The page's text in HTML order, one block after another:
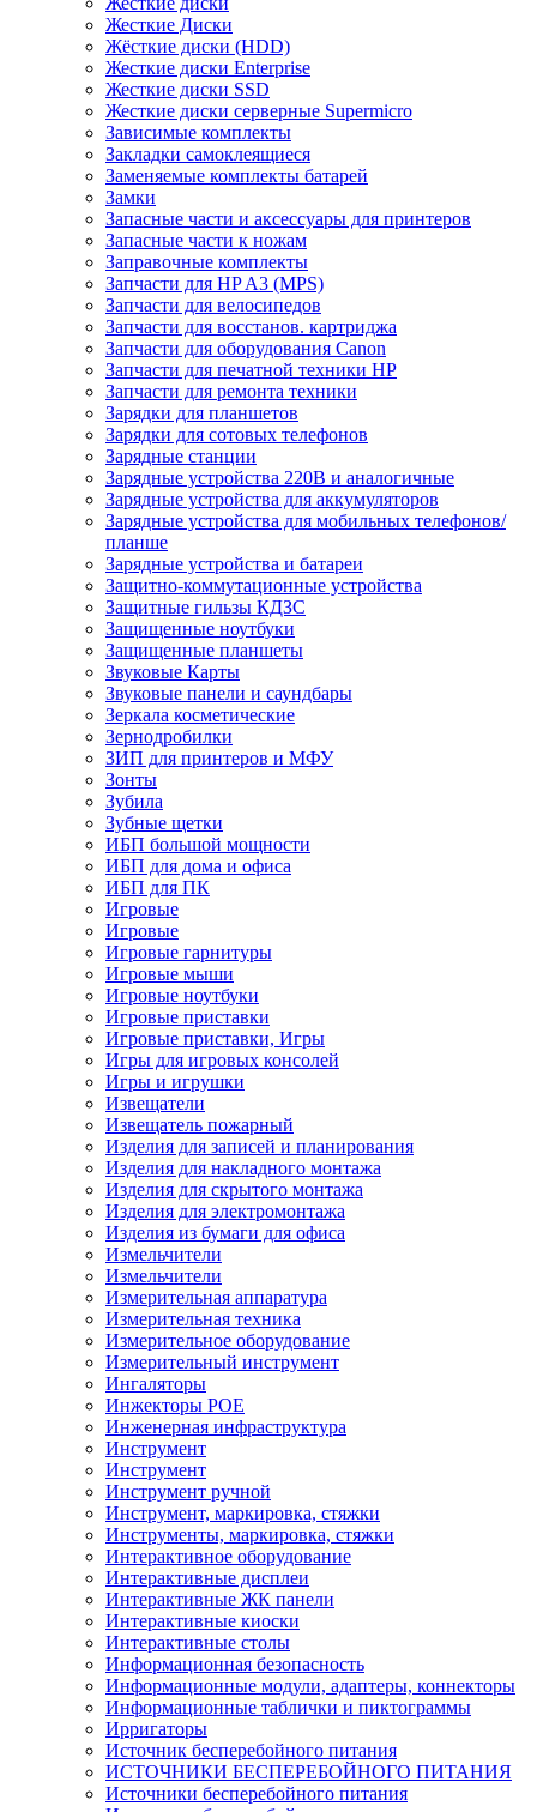
Жесткие Диски
Жёсткие диски (HDD)
Жесткие диски Enterprise
Жесткие диски SSD
Жесткие диски серверные Supermicro
Зависимые комплекты
Закладки самоклеящиеся
Заменяемые комплекты батарей
Замки
Запасные части и аксессуары для принтеров
Запасные части к ножам
Заправочные комплекты
Запчасти для HP A3 (MPS)
Запчасти для велосипедов
Запчасти для восстанов. картриджа
Запчасти для оборудования Canon
Запчасти для печатной техники HP
Запчасти для ремонта техники
Зарядки для планшетов
Зарядки для сотовых телефонов
Зарядные станции
Зарядные устройства 220В и аналогичные
Зарядные устройства для аккумуляторов
Зарядные устройства для мобильных телефонов/
планше
Зарядные устройства и батареи
Защитно-коммутационные устройства
Защитные гильзы КДЗС
Защищенные ноутбуки
Защищенные планшеты
Звуковые Карты
Звуковые панели и саундбары
Зеркала косметические
Зернодробилки
ЗИП для принтеров и МФУ
Зонты
Зубила
Зубные щетки
ИБП большой мощности
ИБП для дома и офиса
ИБП для ПК
Игровые
Игровые
Игровые гарнитуры
Игровые мыши
Игровые ноутбуки
Игровые приставки
Игровые приставки, Игры
Игры для игровых консолей
Игры и игрушки
Извещатели
Извещатель пожарный
Изделия для записей и планирования
Изделия для накладного монтажа
Изделия для скрытого монтажа
Изделия для электромонтажа
Изделия из бумаги для офиса
Измельчители
Измельчители
Измерительная аппаратура
Измерительная техника
Измерительное оборудование
Измерительный инструмент
Ингаляторы
Инжекторы POE
Инженерная инфраструктура
Инструмент
Инструмент
Инструмент ручной
Инструмент, маркировка, стяжки
Инструменты, маркировка, стяжки
Интерактивное оборудование
Интерактивные дисплеи
Интерактивные ЖК панели
Интерактивные киоски
Интерактивные столы
Информационная безопасность
Информационные модули, адаптеры, коннекторы
Информационные таблички и пиктограммы
Ирригаторы
Источник бесперебойного питания
ИСТОЧНИКИ БЕСПЕРЕБОЙНОГО ПИТАНИЯ
Источники бесперебойного питания